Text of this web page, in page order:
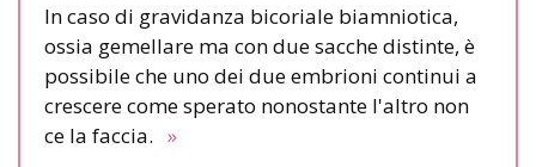
In caso di gravidanza bicoriale biamniotica,
ossia gemellare ma con due sacche distinte, è
possibile che uno dei due embrioni continui a
crescere come sperato nonostante l'altro non
ce la faccia. »